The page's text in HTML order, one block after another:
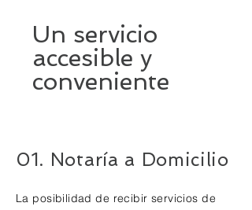
Un servicio
accesible y
conveniente
01. Notaría a Domicilio
La posibilidad de recibir servicios de